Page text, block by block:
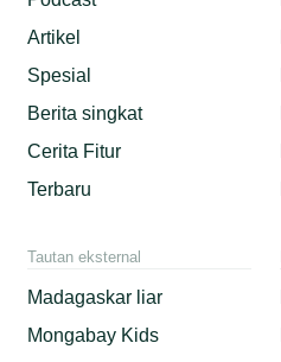
Artikel
Spesial
Berita singkat
Cerita Fitur
Terbaru
Tautan eksternal
Madagaskar liar
Mongabay Kids